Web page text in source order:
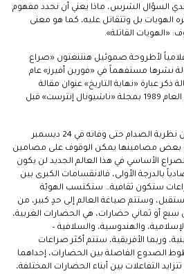
السؤال الشرس، ماذا يعني أن نحدد مفهوم
الهويات بل وتتقاتل عليه، كما هو معنى
«الهويات القاتلة».
لأطروحة صموئيل هنتنغتون «صراع
نشرها مستفهماً في «فورين أفيرز» عام
ذكر عبارة «نهاية التاريخ» عنوان مقالة
لفرانسيس فوكوياما نشرت في العام 1989 بمجلة «ناشيونال إنترست» قبل
صموئيل هنتنغتون لم يتراجع عن نظرية الصدام حتى وفاته في 24 ديسمبر
وباستعادة بعض مضامينها يمكن الوقوف على مضامين
الأساسي في هذا العالم الجديد لن يكون
بالدرجة الأولى، فالانقسامات الكبرى بين
ستكون ثقافية… ستكتسب الهويّة
وستتم صياغة العالم إلى حدٍ كبير، من
سبع أو ثماني حضارات، هي الحضارات الغربية،
والهندوسية، والسلافية –
وربما الأفريقية، ستتم أكثر صراعات
الصدوع الفاصلة بين الحضارات، إحداهما
التفاعلات بين أبناء الحضارات المختلفة،